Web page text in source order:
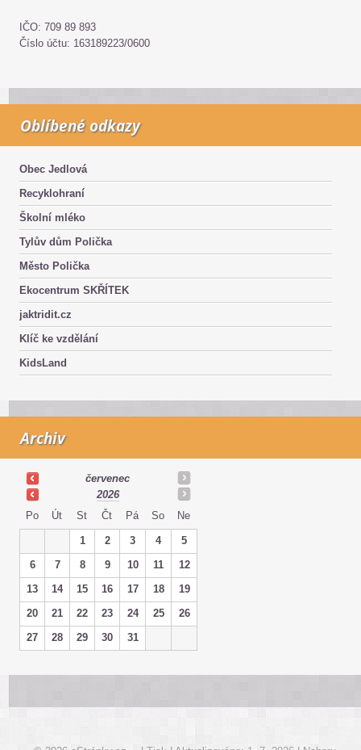
IČO: 709 89 893
Číslo účtu: 163189223/0600
Oblíbené odkazy
Obec Jedlová
Recyklohraní
Školní mléko
Tylův dům Polička
Město Polička
Ekocentrum SKŘÍTEK
jaktridit.cz
Klíč ke vzdělání
KidsLand
Archiv
červenec
2026
Po
Út St Čt Pá So Ne
1 2 3 4
5
6
7 8 9 10 11
12
13
14 15 16 17 18
19
20
21 22 23 24 25
26
27
28 29 30 31